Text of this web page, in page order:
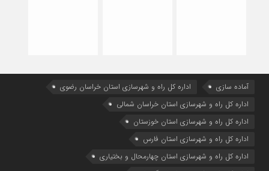
آماده سازی
اداره كل راه و شهرسازي استان خراسان رضوي
اداره كل راه و شهرسازي استان خراسان شمالي
اداره كل راه و شهرسازي استان خوزستان
اداره كل راه و شهرسازي استان فارس
اداره كل راه و شهرسازي استان چهارمحال و بختياري